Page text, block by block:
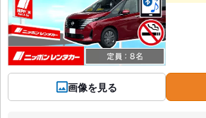
画像を見る